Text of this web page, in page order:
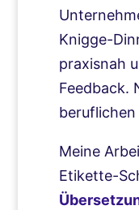
Knigge-
praxisnah
Feedback.
beruflichen
Meine
Etikette-